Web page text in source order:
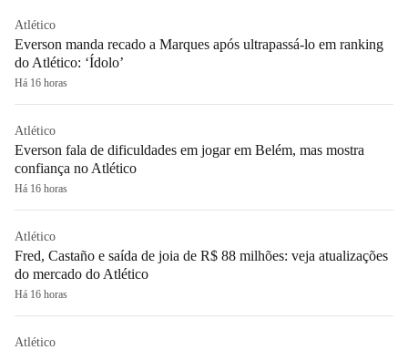
Atlético
Everson manda recado a Marques após ultrapassá-lo em ranking
do Atlético: ‘Ídolo’
Há 16 horas
Atlético
Everson fala de dificuldades em jogar em Belém, mas mostra
confiança no Atlético
Há 16 horas
Atlético
Fred, Castaño e saída de joia de R$ 88 milhões: veja atualizações
do mercado do Atlético
Há 16 horas
Atlético